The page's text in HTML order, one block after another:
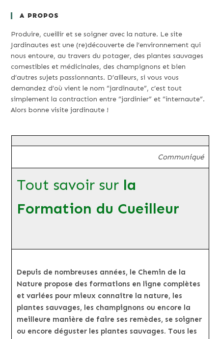
A PROPOS
Produire, cueillir et se soigner avec la nature. Le site
Jardinautes est une (re)découverte de l’environnement qui
nous entoure, au travers du potager, des plantes sauvages
comestibles et médicinales, des champignons et bien
d’autres sujets passionnants. D’ailleurs, si vous vous
demandez d’où vient le nom “jardinaute”, c’est tout
simplement la contraction entre “jardinier” et “internaute”.
Alors bonne visite jardinaute !
Communiqué
Tout savoir sur la
Formation du Cueilleur
Depuis de nombreuses années, le Chemin de la
Nature propose des formations en ligne complètes
et variées pour mieux connaître la nature, les
plantes sauvages, les champignons ou encore la
meilleure manière de faire ses remèdes, se soigner
ou encore déguster les plantes sauvages. Tous les